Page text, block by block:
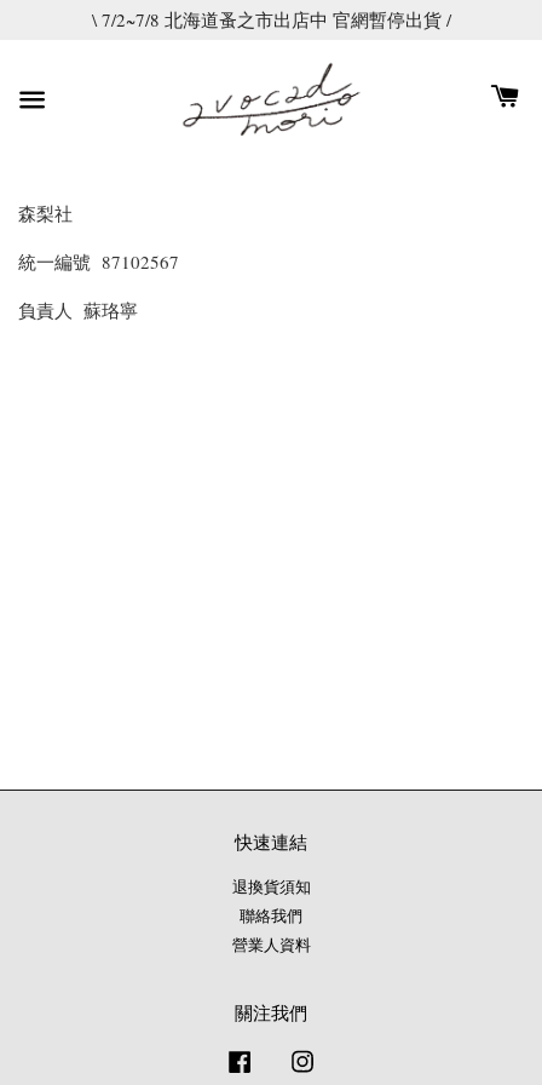
\ 7/2~7/8 北海道蚤之市出店中 官網暫停出貨 /
森梨社
統一編號 87102567
負責人 蘇珞寧
快速連結
退換貨須知
聯絡我們
營業人資料
關注我們
Facebook